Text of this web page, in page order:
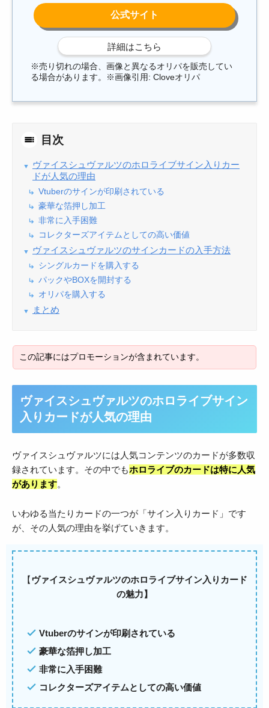
※売り切れの場合、画像と異なるオリパを販売してい
る場合があります。※画像引用: Cloveオリパ
目次
ヴァイスシュヴァルツのホロライブサイン入りカー
ドが人気の理由
Vtuberのサインが印刷されている
豪華な箔押し加工
非常に入手困難
コレクターズアイテムとしての高い価値
ヴァイスシュヴァルツのサインカードの入手方法
シングルカードを購入する
パックやBOXを開封する
オリパを購入する
まとめ
ヴァイスシュヴァルツのホロライブサイン
入りカードが人気の理由
ヴァイスシュヴァルツには人気コンテンツのカードが多数収
録されています。その中でもホロライブのカードは特に人気
があります。
いわゆる当たりカードの一つが「サイン入りカード」です
が、その人気の理由を挙げていきます。
【ヴァイスシュヴァルツのホロライブサイン入りカード
の魅力】
Vtuberのサインが印刷されている
豪華な箔押し加工
非常に入手困難
コレクターズアイテムとしての高い価値